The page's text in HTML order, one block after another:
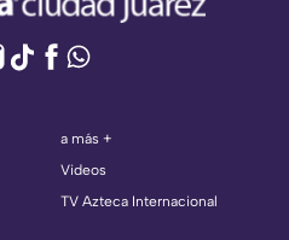
a más +
Videos
TV Azteca Internacional